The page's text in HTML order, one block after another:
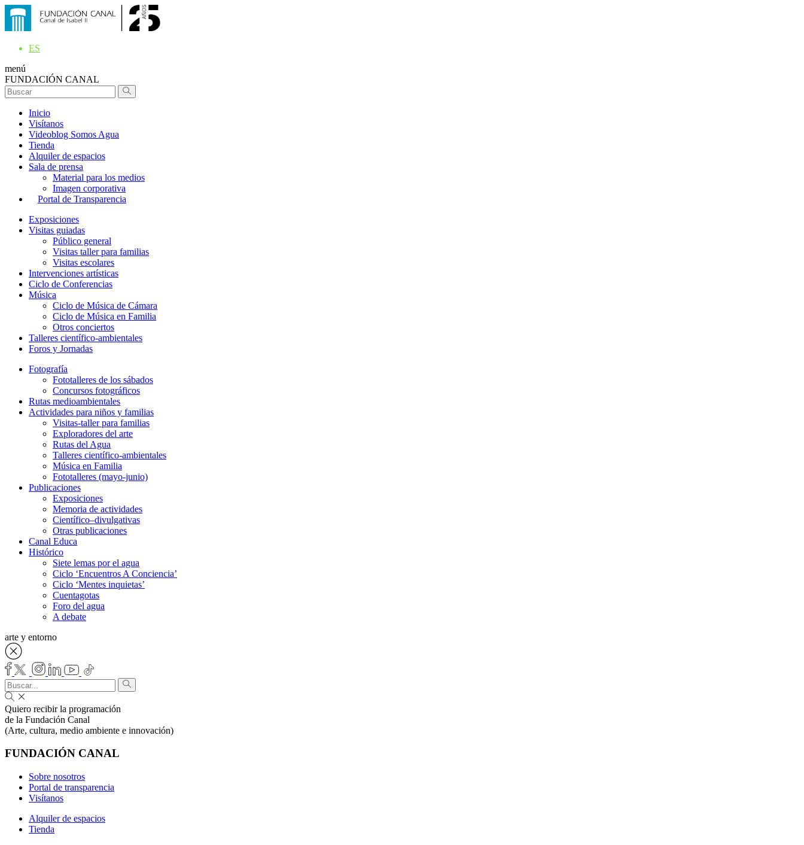
ES
menú
FUNDACIÓN CANAL
Inicio
Visítanos
Videoblog Somos Agua
Tienda
Alquiler de espacios
Sala de prensa
Material para los medios
Imagen corporativa
Portal de Transparencia
Exposiciones
Visitas guiadas
Público general
Visitas taller para familias
Visitas escolares
Intervenciones artísticas
Ciclo de Conferencias
Música
Ciclo de Música de Cámara
Ciclo de Música en Familia
Otros conciertos
Talleres científico-ambientales
Foros y Jornadas
Fotografía
Fototalleres de los sábados
Concursos fotográficos
Rutas medioambientales
Actividades para niños y familias
Visitas-taller para familias
Exploradores del arte
Rutas del Agua
Talleres científico-ambientales
Música en Familia
Fototalleres (mayo-junio)
Publicaciones
Exposiciones
Memoria de actividades
Científico–divulgativas
Otras publicaciones
Canal Educa
Histórico
Siete lemas por el agua
Ciclo ‘Encuentros A Conciencia’
Ciclo ‘Mentes inquietas’
Cuentagotas
Foro del agua
A debate
arte y entorno
Quiero recibir la programación
de la Fundación Canal
(Arte, cultura, medio ambiente e innovación)
FUNDACIÓN CANAL
Sobre nosotros
Portal de transparencia
Visítanos
Alquiler de espacios
Tienda